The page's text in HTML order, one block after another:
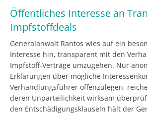
Öffentliches Interesse an
Impfstoffdeals
Generalanwalt Rantos wies auf ein
Interesse hin, transparent mit den
Impfstoff-Verträge umzugehen. Nur
Erklärungen über mögliche
Verhandlungsführer offenzulegen,
deren Unparteilichkeit wirksam
den Entschädigungsklauseln hält der